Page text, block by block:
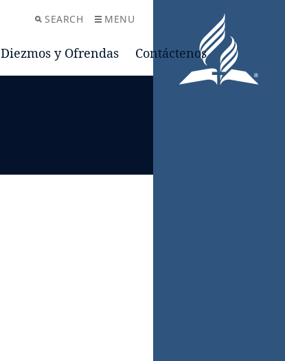
SEARCH MENU
Diezmos y Ofrendas Contáctenos